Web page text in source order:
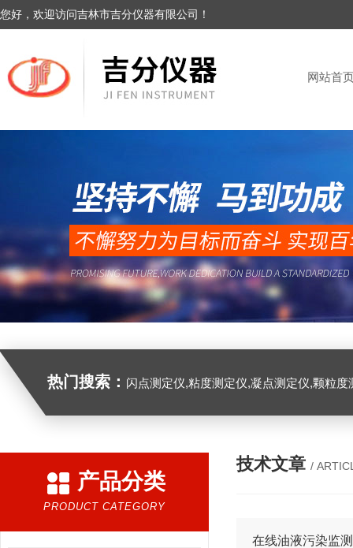
您好，欢迎访问吉林市吉分仪器有限公司！
网站首
热门搜索： 闪点测定仪,粘度测定仪,凝点测定仪,颗粒
产品分类
PRODUCT CATEGORY
技术文章 /
在线油液污染监